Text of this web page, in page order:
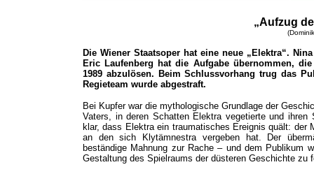
„Aufzug
Die Wiener Staatsoper hat eine neue „Elektra“.
Eric Laufenberg hat die Aufgabe übernommen,
1989 abzulösen. Beim Schlussvorhang trug das
Regieteam wurde abgestraft.
Bei Kupfer war die mythologische Grundlage der
Vaters, in deren Schatten Elektra vegetierte und
klar, dass Elektra ein traumatisches Ereignis quält: der
an den sich Klytämnestra vergeben hat. Der
beständige Mahnung zur Rache – und dem Publikum
Gestaltung des Spielraums der düsteren Geschichte zu